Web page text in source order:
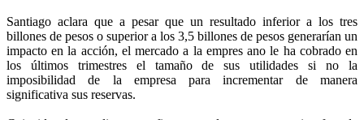
Santiago aclara que a pesar que un resultado inferior a los tres
billones de pesos o superior a los 3,5 billones de pesos generarían un
impacto en la acción, el mercado a la empres ano le ha cobrado en
los últimos trimestres el tamaño de sus utilidades si no la
imposibilidad de la empresa para incrementar de manera
significativa sus reservas.